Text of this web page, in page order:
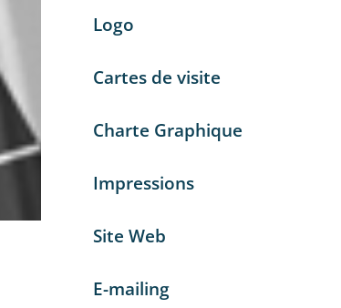
Logo
Cartes de visite
Charte Graphique
Impressions
Site Web
E-mailing